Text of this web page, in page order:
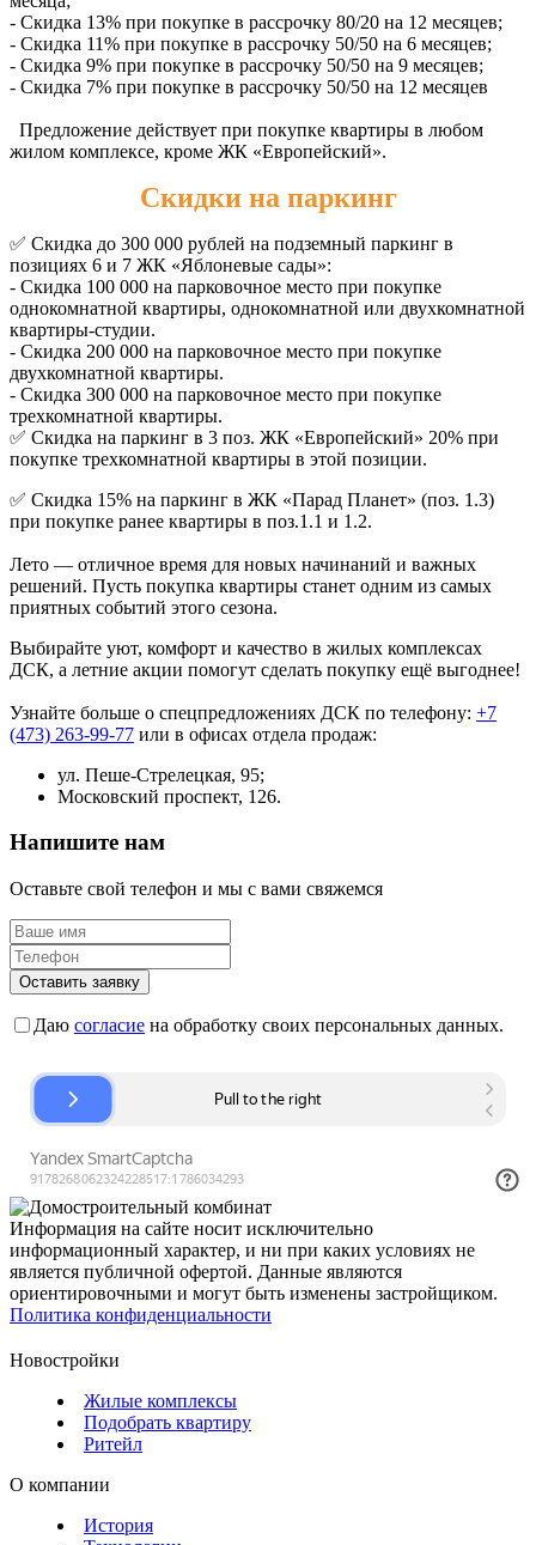
- Скидка 13% при покупке в рассрочку 80/20 на 12 месяцев;
- Скидка 11% при покупке в рассрочку 50/50 на 6 месяцев;
- Скидка 9% при покупке в рассрочку 50/50 на 9 месяцев;
- Скидка 7% при покупке в рассрочку 50/50 на 12 месяцев
Предложение действует при покупке квартиры в любом
жилом комплексе, кроме ЖК «Европейский».
Скидки на паркинг
✅ Скидка до 300 000 рублей на подземный паркинг в
позициях 6 и 7 ЖК «Яблоневые сады»:
- Скидка 100 000 на парковочное место при покупке
однокомнатной квартиры, однокомнатной или двухкомнатной
квартиры-студии.
- Скидка 200 000 на парковочное место при покупке
двухкомнатной квартиры.
- Скидка 300 000 на парковочное место при покупке
трехкомнатной квартиры.
✅ Скидка на паркинг в 3 поз. ЖК «Европейский» 20% при
покупке трехкомнатной квартиры в этой позиции.
✅ Скидка 15% на паркинг в ЖК «Парад Планет» (поз. 1.3)
при покупке ранее квартиры в поз.1.1 и 1.2.
Лето — отличное время для новых начинаний и важных
решений. Пусть покупка квартиры станет одним из самых
приятных событий этого сезона.
Выбирайте уют, комфорт и качество в жилых комплексах
ДСК, а летние акции помогут сделать покупку ещё выгоднее!
Узнайте больше о спецпредложениях ДСК по телефону: +7
(473) 263-99-77 или в офисах отдела продаж:
ул. Пеше-Стрелецкая, 95;
Московский проспект, 126.
Напишите нам
Оставьте свой телефон и мы с вами свяжемся
Оставить заявку
Даю согласие на обработку своих персональных данных.
Информация на сайте носит исключительно
информационный характер, и ни при каких условиях не
является публичной офертой. Данные являются
ориентировочными и могут быть изменены застройщиком.
Политика конфиденциальности
Новостройки
Жилые комплексы
Подобрать квартиру
Ритейл
О компании
История